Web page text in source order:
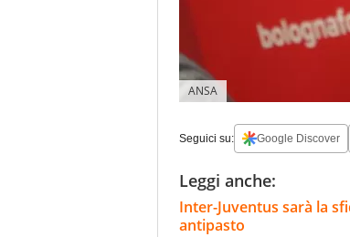
ANSA
Seguici su: Google Discover
Leggi anche:
Inter-Juventus sarà la
antipasto